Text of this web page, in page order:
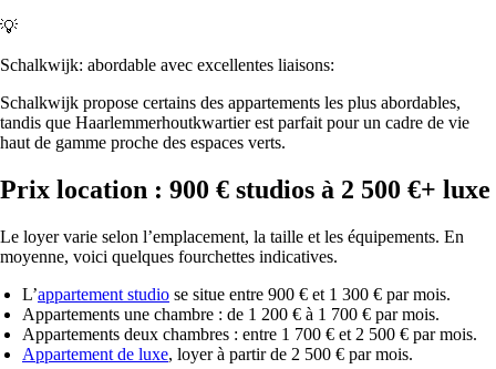
💡
Schalkwijk: abordable avec excellentes liaisons:
Schalkwijk propose certains des appartements les plus abordables,
tandis que Haarlemmerhoutkwartier est parfait pour un cadre de vie
haut de gamme proche des espaces verts.
Prix location : 900 € studios à 2 500 €+ luxe
Le loyer varie selon l’emplacement, la taille et les équipements. En
moyenne, voici quelques fourchettes indicatives.
L’appartement studio se situe entre 900 € et 1 300 € par mois.
Appartements une chambre : de 1 200 € à 1 700 € par mois.
Appartements deux chambres : entre 1 700 € et 2 500 € par mois.
Appartement de luxe, loyer à partir de 2 500 € par mois.